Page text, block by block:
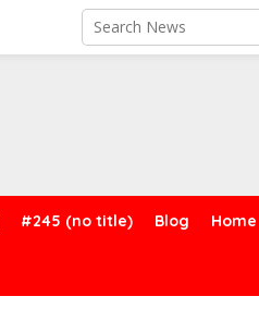
#245 (no title) Blog Home